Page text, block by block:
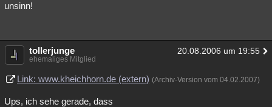
unsinn!
tollerjunge 20.08.2006 um 19:55
ehemaliges Mitglied
Link: www.kheichhorn.de (extern) (Archiv-Version vom 04.02.2007)
Ups, ich sehe gerade, dass